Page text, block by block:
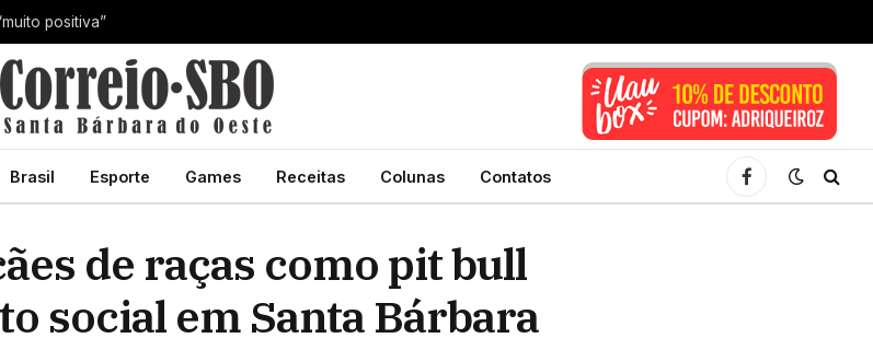
positiva”
Brasil Esporte Games Receitas Colunas Contatos
Facebook
de raças como pit bull
social em Santa Bárbara